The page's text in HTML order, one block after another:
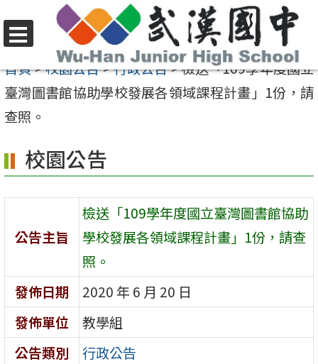
至
要
內
區
選
單
首頁>校園公告>行政公告>檢送「109學年度國立
臺灣圖書館協助學校發展各領域課程計畫」1份，請
查照。
校園公告
公告主旨
檢送「109學年度國立臺灣圖書館協助
學校發展各領域課程計畫」1份，請查
照。
發佈日期
2020 年 6 月 20 日
發佈單位
教學組
公告類別
行政公告